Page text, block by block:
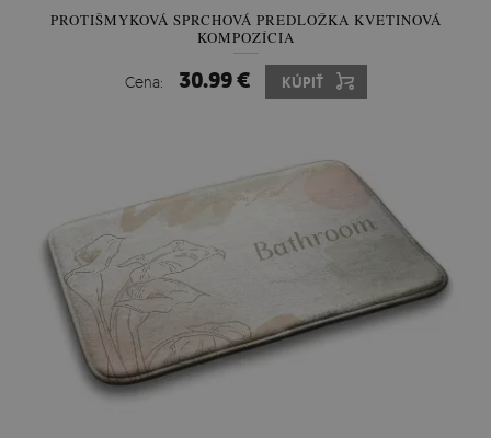
PROTIŠMYKOVÁ SPRCHOVÁ PREDLOŽKA KVETINOVÁ
KOMPOZÍCIA
Cena: 30.99 € KÚPIŤ